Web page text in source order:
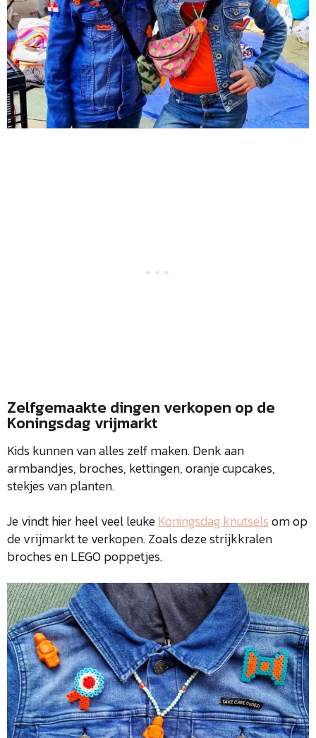
Zelfgemaakte dingen verkopen op de
Koningsdag vrijmarkt
Kids kunnen van alles zelf maken. Denk aan
armbandjes, broches, kettingen, oranje cupcakes,
stekjes van planten.
Je vindt hier heel veel leukeKoningsdag knutselsom op
de vrijmarkt te verkopen. Zoals deze strijkkralen
broches en LEGO poppetjes.